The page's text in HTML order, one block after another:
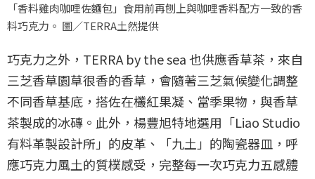
「香料雞肉咖哩佐麵包」食用前再刨上與咖哩香料配方一致的香
料巧克力。 圖／TERRA土然提供
巧克力之外，TERRA by the sea 也供應香草茶，來自
三芝香草園草很香的香草，會隨著三芝氣候變化調整
不同香草基底，搭佐在欉紅果凝、當季果物，與香草
茶製成的冰磚。此外，楊豐旭特地選用「Liao Studio
有料革製設計所」的皮革、「九土」的陶瓷器皿，呼
應巧克力風土的質樸感受，完整每一次巧克力五感體